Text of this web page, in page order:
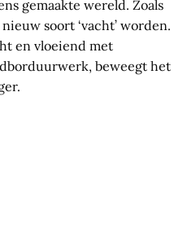
gemaakte wereld. Zoals
soort ‘vacht’ worden.
en vloeiend met
beweegt het